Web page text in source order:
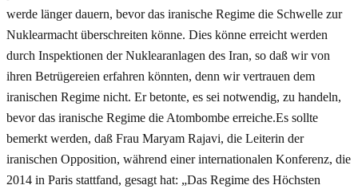
werde länger dauern, bevor das iranische Regime die Schwelle zur
Nuklearmacht überschreiten könne. Dies könne erreicht werden
durch Inspektionen der Nuklearanlagen des Iran, so daß wir von
ihren Betrügereien erfahren könnten, denn wir vertrauen dem
iranischen Regime nicht. Er betonte, es sei notwendig, zu handeln,
bevor das iranische Regime die Atombombe erreiche.Es sollte
bemerkt werden, daß Frau Maryam Rajavi, die Leiterin der
iranischen Opposition, während einer internationalen Konferenz, die
2014 in Paris stattfand, gesagt hat: „Das Regime des Höchsten